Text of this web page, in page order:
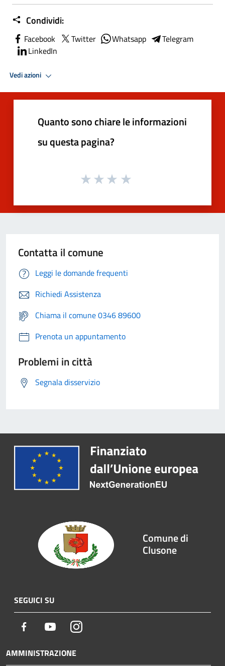
Condividi:
Facebook Twitter Whatsapp
Telegram
LinkedIn
Vedi azioni
Quanto sono chiare le informazioni
su questa pagina?
Contatta il comune
Leggi le domande frequenti
Richiedi Assistenza
Chiama il comune 0346 89600
Prenota un appuntamento
Problemi in città
Segnala disservizio
Comune di
Clusone
SEGUICI SU
Facebook YoutubeInstagram
AMMINISTRAZIONE